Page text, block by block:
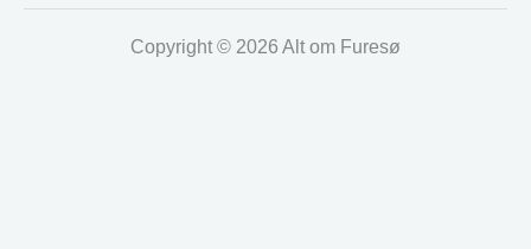
Copyright © 2026 Alt om Furesø